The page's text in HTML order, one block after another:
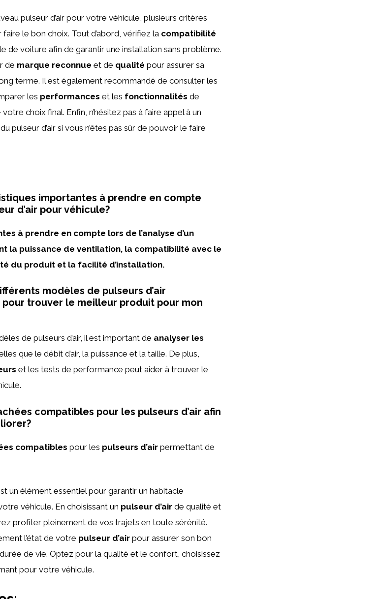
pulseur d’air pour votre véhicule, plusieurs critères
le bon choix. Tout d’abord, vérifiez la compatibilité
de voiture afin de garantir une installation sans problème.
de marque reconnue et de qualité pour assurer sa
terme. Il est également recommandé de consulter les
les performances et les fonctionnalités de
choix final. Enfin, n’hésitez pas à faire appel à un
pulseur d’air si vous n’êtes pas sûr de pouvoir le faire
importantes à prendre en compte
d’air pour véhicule?
à prendre en compte lors de l’analyse d’un
la puissance de ventilation, la compatibilité avec le
du produit et la facilité d’installation.
modèles de pulseurs d’air
trouver le meilleur produit pour mon
de pulseurs d’air, il est important de analyser les
que le débit d’air, la puissance et la taille. De plus,
et les tests de performance peut aider à trouver le
compatibles pour les pulseurs d’air afin
compatibles pour les pulseurs d’air permettant de
un élément essentiel pour garantir un habitacle
véhicule. En choisissant un pulseur d’air de qualité et
profiter pleinement de vos trajets en toute sérénité.
l’état de votre pulseur d’air pour assurer son bon
de vie. Optez pour la qualité et le confort, choisissez
pour votre véhicule.